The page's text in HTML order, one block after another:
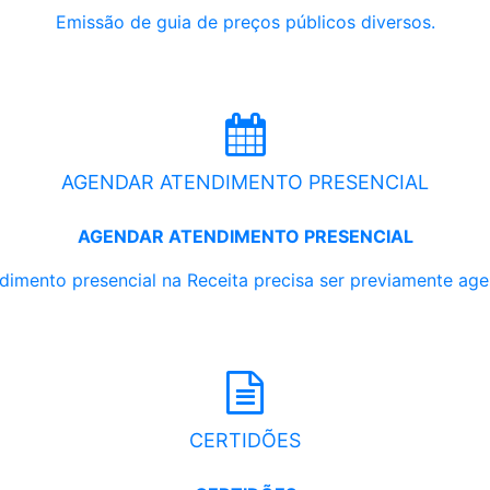
Emissão de guia de preços públicos diversos.
AGENDAR ATENDIMENTO PRESENCIAL
AGENDAR ATENDIMENTO PRESENCIAL
presencial na Receita precisa ser previamente
CERTIDÕES